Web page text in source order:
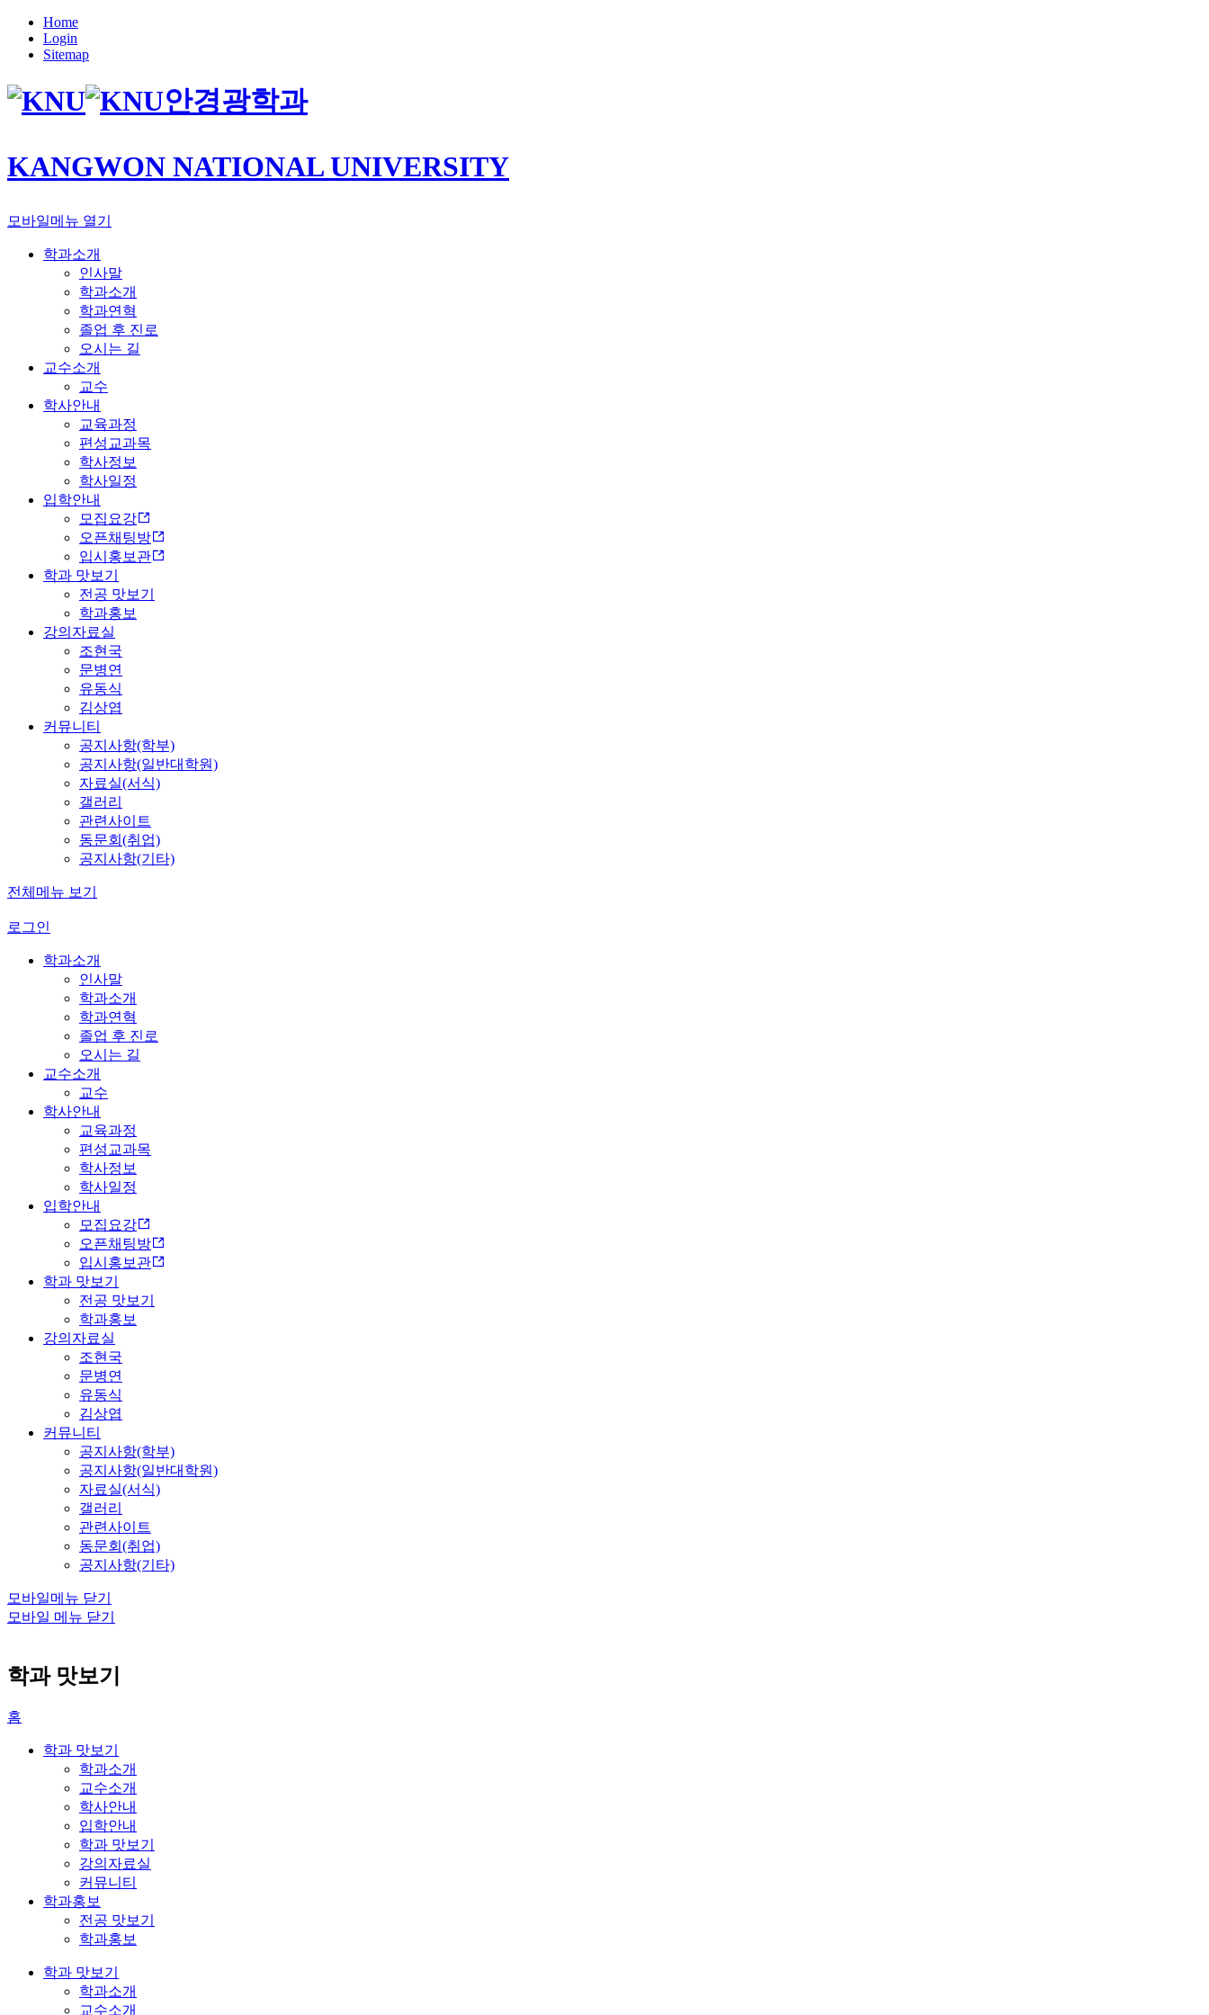
Home
Login
Sitemap
안경광학과
KANGWON NATIONAL UNIVERSITY
모바일메뉴 열기
학과소개
인사말
학과소개
학과연혁
졸업 후 진로
오시는 길
교수소개
교수
학사안내
교육과정
편성교과목
학사정보
학사일정
입학안내
모집요강
오픈채팅방
입시홍보관
학과 맛보기
전공 맛보기
학과홍보
강의자료실
조현국
문병연
유동식
김상엽
커뮤니티
공지사항(학부)
공지사항(일반대학원)
자료실(서식)
갤러리
관련사이트
동문회(취업)
공지사항(기타)
전체메뉴 보기
로그인
학과소개
인사말
학과소개
학과연혁
졸업 후 진로
오시는 길
교수소개
교수
학사안내
교육과정
편성교과목
학사정보
학사일정
입학안내
모집요강
오픈채팅방
입시홍보관
학과 맛보기
전공 맛보기
학과홍보
강의자료실
조현국
문병연
유동식
김상엽
커뮤니티
공지사항(학부)
공지사항(일반대학원)
자료실(서식)
갤러리
관련사이트
동문회(취업)
공지사항(기타)
모바일메뉴 닫기
모바일 메뉴 닫기
학과 맛보기
홈
학과 맛보기
학과소개
교수소개
학사안내
입학안내
학과 맛보기
강의자료실
커뮤니티
학과홍보
전공 맛보기
학과홍보
학과 맛보기
학과소개
교수소개